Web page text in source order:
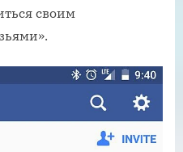
своим